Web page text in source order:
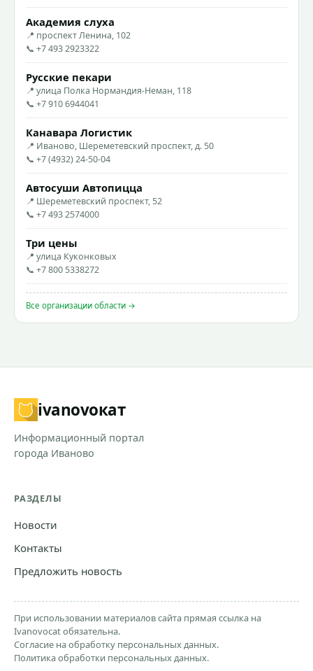
Академия слуха
📍 проспект Ленина, 102
📞 +7 493 2923322
Русские пекари
📍 улица Полка Нормандия-Неман, 118
📞 +7 910 6944041
Канавара Логистик
📍 Иваново, Шереметевский проспект, д. 50
📞 +7 (4932) 24-50-04
Автосуши Автопицца
📍 Шереметевский проспект, 52
📞 +7 493 2574000
Три цены
📍 улица Куконковых
📞 +7 800 5338272
Все организации области →
ivanovoкат
Информационный портал
города Иваново
РАЗДЕЛЫ
Новости
Контакты
Предложить новость
При использовании материалов сайта прямая ссылка на
Ivanovocat обязательна.
Согласие на обработку персональных данных.
Политика обработки персональных данных.